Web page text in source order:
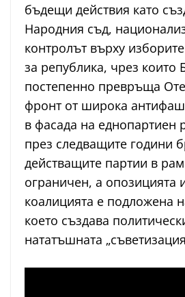
бъдещи действия като
Народния съд,
контролът върху
за република, чрез които
постепенно превръща
фронт от широка
в фасада на
през следващите години
действащите партии в
ограничен, а опозицията
коалицията е подложена
което създава
нататъшната